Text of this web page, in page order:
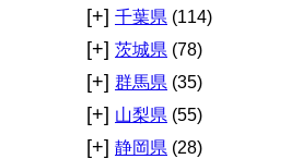
[+] 千葉県 (114)
[+] 茨城県 (78)
[+] 群馬県 (35)
[+] 山梨県 (55)
[+] 静岡県 (28)